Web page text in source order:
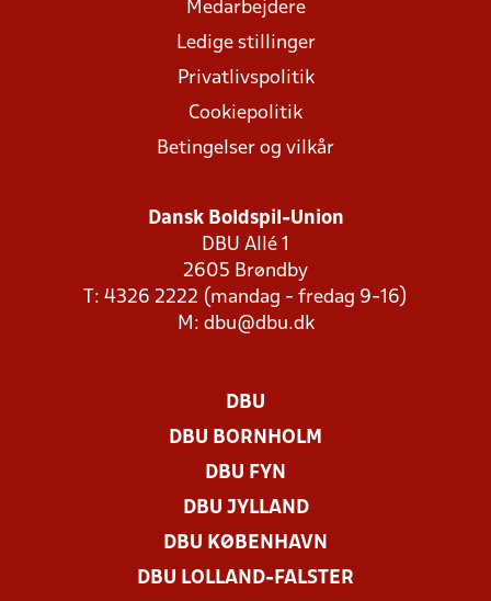
Medarbejdere
Ledige stillinger
Privatlivspolitik
Cookiepolitik
Betingelser og vilkår
Dansk Boldspil-Union
DBU Allé 1
2605 Brøndby
T: 4326 2222 (mandag - fredag 9-16)
M: dbu@dbu.dk
DBU
DBU BORNHOLM
DBU FYN
DBU JYLLAND
DBU KØBENHAVN
DBU LOLLAND-FALSTER